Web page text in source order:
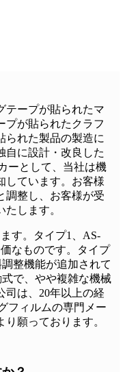
テープが貼られたマ
プが貼られたクラフ
られた製品の製造に
自に設計・改良した
ーとして、当社は機
しています。お客様
調整し、お客様が受
します。
す。タイプ1、AS-
なものです。タイプ
整機能が追加されて
で、やや複雑な機械
司は、20年以上の経
フィルムの専門メー
願っております。